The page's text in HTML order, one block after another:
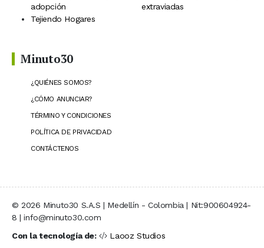
adopción
extraviadas
Tejiendo Hogares
Minuto30
¿QUIÉNES SOMOS?
¿CÓMO ANUNCIAR?
TÉRMINO Y CONDICIONES
POLÍTICA DE PRIVACIDAD
CONTÁCTENOS
© 2026 Minuto30 S.A.S | Medellín - Colombia | Nit:900604924-
8 | info@minuto30.com
Con la tecnología de:
Laooz Studios